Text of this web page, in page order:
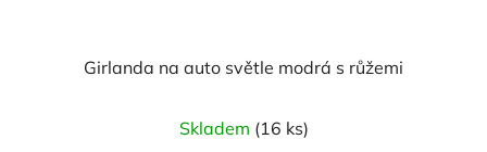
Girlanda na auto světle modrá s růžemi
Skladem (16 ks)